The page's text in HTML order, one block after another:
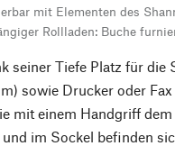
mit Elementen des
Rollladen: Buche
seiner Tiefe Platz für die
sowie Drucker oder
mit einem Handgriff
und im Sockel befinden